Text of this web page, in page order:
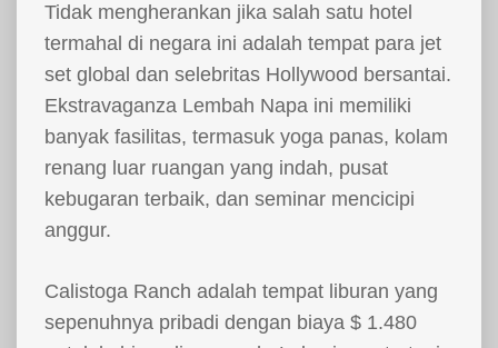
Tidak mengherankan jika salah satu hotel
termahal di negara ini adalah tempat para jet
set global dan selebritas Hollywood bersantai.
Ekstravaganza Lembah Napa ini memiliki
banyak fasilitas, termasuk yoga panas, kolam
renang luar ruangan yang indah, pusat
kebugaran terbaik, dan seminar mencicipi
anggur.
Calistoga Ranch adalah tempat liburan yang
sepenuhnya pribadi dengan biaya $ 1.480